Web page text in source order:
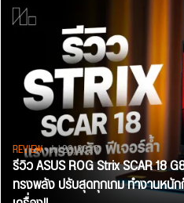
REVIEW• Jul 28, 2026
รีวิว ASUS ROG Strix SCAR 18
ทรงพลัง ปรับสุดทุกเกม ทำงานหนั